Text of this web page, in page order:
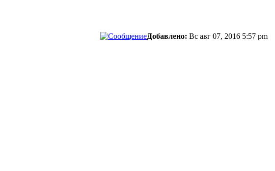
Добавлено: Вс авг 07, 2016 5:57 pm